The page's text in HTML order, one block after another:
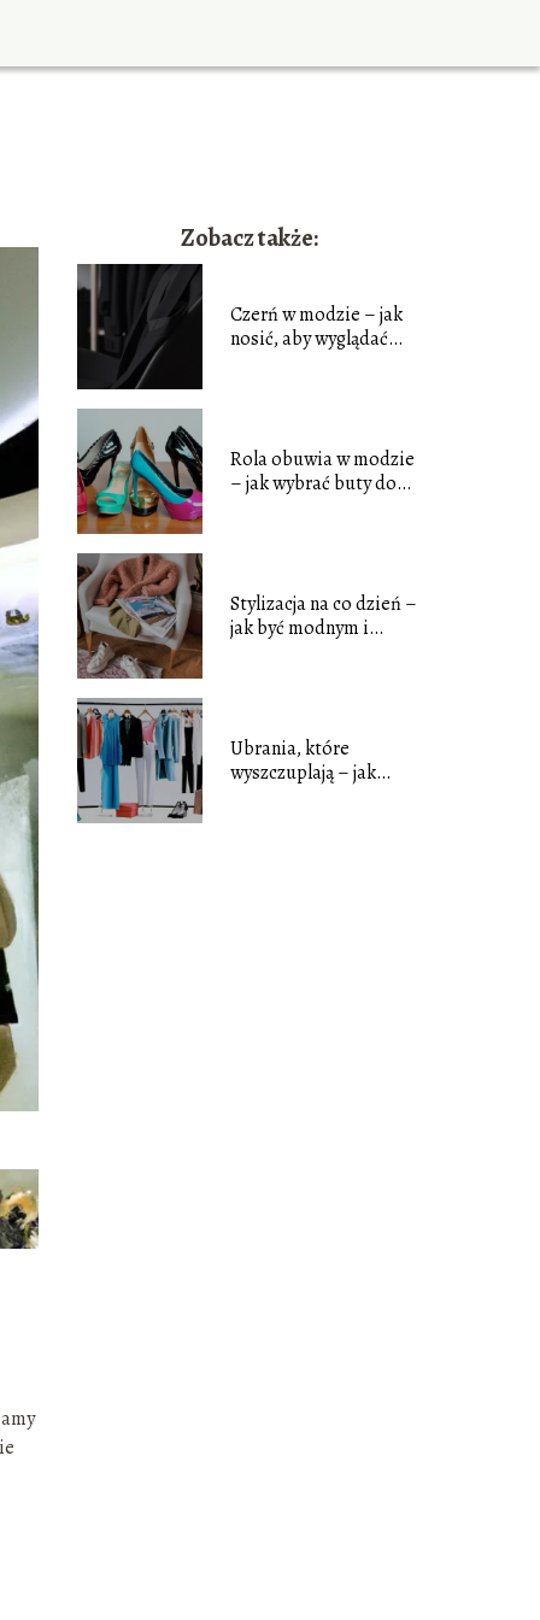
Zobacz także:
Czerń w modzie – jak
nosić, aby wyglądać
Rola obuwia w modzie
– jak wybrać buty do
Stylizacja na co dzień –
jak być modnym i
Ubrania, które
wyszczuplają – jak